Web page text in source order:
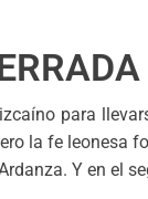
para
la fe leonesa
Y en el